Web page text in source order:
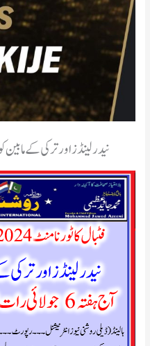
نیدرلینڈز اور ترکی کے مابین